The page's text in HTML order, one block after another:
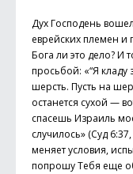
Дух Господень
еврейских племен
Бога ли это дело? И
просьбой: «“Я кладу
шерсть. Пусть на
останется сухой —
спасешь Израиль
случилось» (Суд
меняет условия,
попрошу Тебя еще